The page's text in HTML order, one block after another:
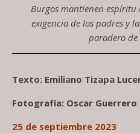
Burgos mantienen
exigencia de los padres y
paradero de
Texto: Emiliano Tizapa
Fotografía: Oscar Guerrero
25 de septiembre 2023